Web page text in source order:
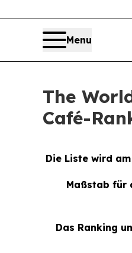
Menu
The
Café-
Die Liste wird
Maßstab für
Das Ranking